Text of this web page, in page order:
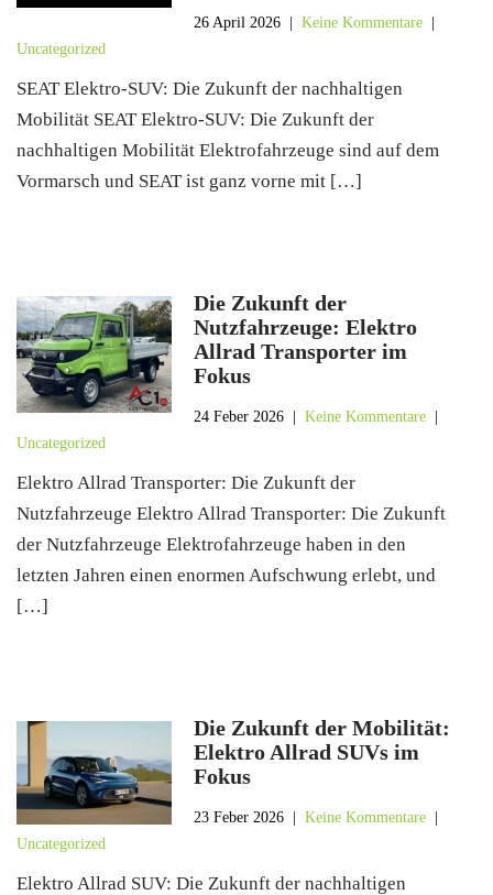
26 April 2026 |Keine Kommentare
Uncategorized
SEAT Elektro-SUV: Die Zukunft der nachhaltigen
Mobilität SEAT Elektro-SUV: Die Zukunft der
nachhaltigen Mobilität Elektrofahrzeuge sind auf dem
Vormarsch und SEAT ist ganz vorne mit […]
Die Zukunft der
Nutzfahrzeuge: Elektro
Allrad Transporter im
Fokus
24 Feber 2026 |Keine Kommentare
Uncategorized
Elektro Allrad Transporter: Die Zukunft der
Nutzfahrzeuge Elektro Allrad Transporter: Die Zukunft
der Nutzfahrzeuge Elektrofahrzeuge haben in den
letzten Jahren einen enormen Aufschwung erlebt, und
[…]
Die Zukunft der Mobilität:
Elektro Allrad SUVs im
Fokus
23 Feber 2026 |Keine Kommentare
Uncategorized
Elektro Allrad SUV: Die Zukunft der nachhaltigen